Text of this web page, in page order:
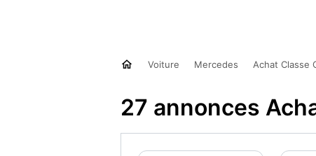
Voiture Mercedes Achat Classe
27 annonces